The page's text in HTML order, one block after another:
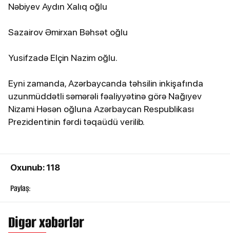
Nəbiyev Aydın Xalıq oğlu
Sazairov Əmirxan Bəhsət oğlu
Yusifzadə Elçin Nazim oğlu.
Eyni zamanda, Azərbaycanda təhsilin inkişafında
uzunmüddətli səmərəli fəaliyyətinə görə Nağıyev
Nizami Həsən oğluna Azərbaycan Respublikası
Prezidentinin fərdi təqaüdü verilib.
Oxunub: 118
Paylaş:
Digər xəbərlər